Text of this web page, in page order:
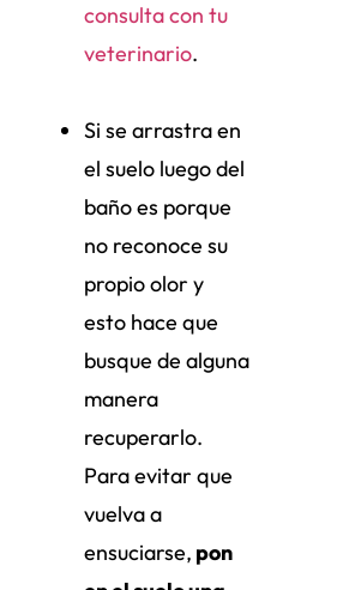
consulta con tu
veterinario.
Si se arrastra en
el suelo luego del
baño es porque
no reconoce su
propio olor y
esto hace que
busque de alguna
manera
recuperarlo.
Para evitar que
vuelva a
ensuciarse, pon